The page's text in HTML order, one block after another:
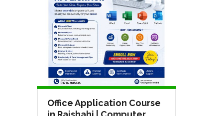
Office Application Course